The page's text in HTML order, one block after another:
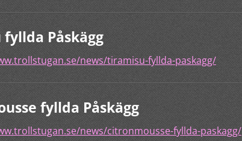
Påskägg
news/tiramisu-fyllda-paskagg/
fyllda Påskägg
news/citronmousse-fyllda-paskagg/